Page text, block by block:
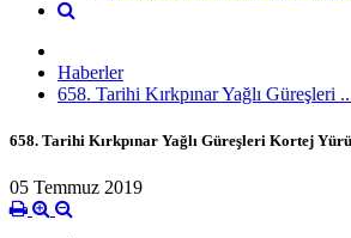
Haberler
658. Tarihi Kırkpınar Yağlı Güreşleri
658. Tarihi Kırkpınar Yağlı Güreşleri Kortej
05 Temmuz 2019